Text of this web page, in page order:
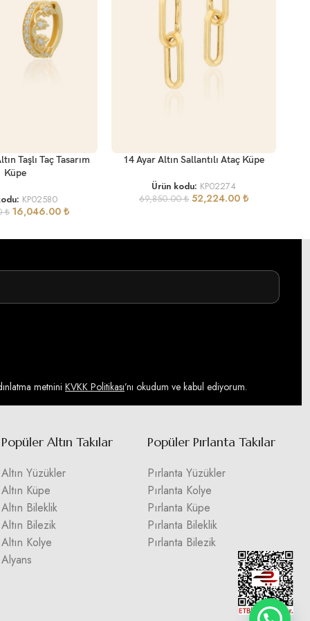
Taşlı Taç Tasarım
Küpe
KP02580
₺ 16,046.00 ₺
SEPETE EKLE
14 Ayar Altın Sallantılı Ataç Küpe
Ürün kodu: KP02274
69,850.00₺ 52,224.00 ₺
metnini KVKK Politikası’nı okudum ve kabul ediyorum.
Popüler Altın Takılar
Altın Yüzükler
Altın Küpe
Altın Bileklik
Altın Bilezik
Altın Kolye
Alyans
Popüler Pırlanta Takılar
Pırlanta Yüzükler
Pırlanta Kolye
Pırlanta Küpe
Pırlanta Bileklik
Pırlanta Bilezik